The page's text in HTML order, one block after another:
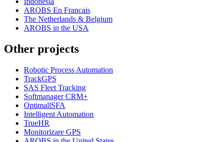
AROBS En Francais
The Netherlands & Belgium
AROBS in the USA
Other projects
Robotic Process Automation
TrackGPS
SAS Fleet Tracking
Softmanager CRM+
OptimallSFA
Intelligent Automation
TrueHR
Monitorizare GPS